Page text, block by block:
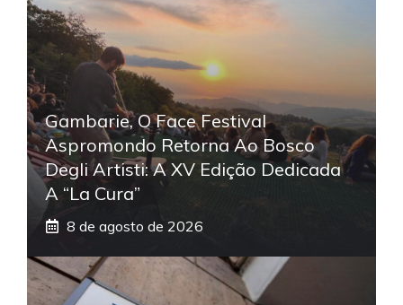
Gambarie, O Face Festival
Aspromondo Retorna Ao Bosco
Degli Artisti: A XV Edição Dedicada
A “La Cura”
8 de agosto de 2026